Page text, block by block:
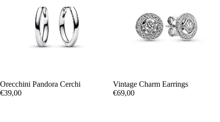
Orecchini Pandora Cerchi
€39,00
Vintage Charm Earrings
€69,00